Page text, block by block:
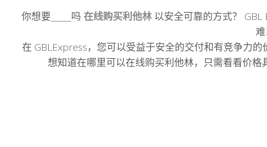
你想要_____吗 在线购买利他林 以安全可靠的方式？
在 GBLExpress，您可以受益于安全的交付和有竞争力
想知道在哪里可以在线购买利他林，只需看看价格